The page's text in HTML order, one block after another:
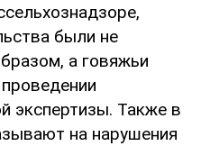
были не
а говяжьи
экспертизы. Также в
на нарушения